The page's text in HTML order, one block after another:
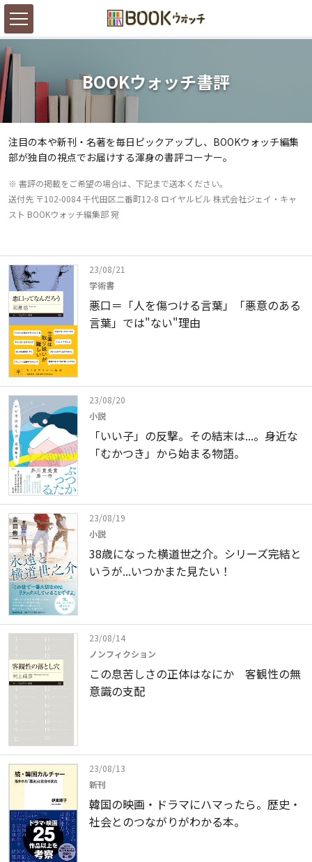
BOOKウォッチ書評
注目の本や新刊・名著を毎日ピックアップし、BOOKウォッチ編集
部が独自の視点でお届けする渾身の書評コーナー。
※ 書評の掲載をご希望の場合は、下記まで送本ください。
送付先 〒102-0084 千代田区二番町12-8 ロイヤルビル 株式会社ジェイ・キャ
スト BOOKウォッチ編集部 宛
23/08/21
学術書
悪口＝「人を傷つける言葉」「悪意のある
言葉」では"ない"理由
23/08/20
小説
「いい子」の反撃。その結末は...。身近な
「むかつき」から始まる物語。
23/08/19
小説
38歳になった横道世之介。シリーズ完結と
いうが...いつかまた見たい！
23/08/14
ノンフィクション
この息苦しさの正体はなにか 客観性の無
意識の支配
23/08/13
新刊
韓国の映画・ドラマにハマったら。歴史・
社会とのつながりがわかる本。